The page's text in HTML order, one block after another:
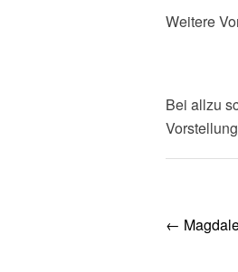
Weitere
Bei allzu
Post
←